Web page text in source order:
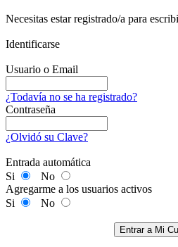
Necesitas estar registrado/a para
Identificarse
Usuario o Email
¿Todavía no se ha registrado?
Contraseña
¿Olvidó su Clave?
Entrada automática
Si
No
Agregarme a los usuarios activos
Si
No
Entrar a Mi